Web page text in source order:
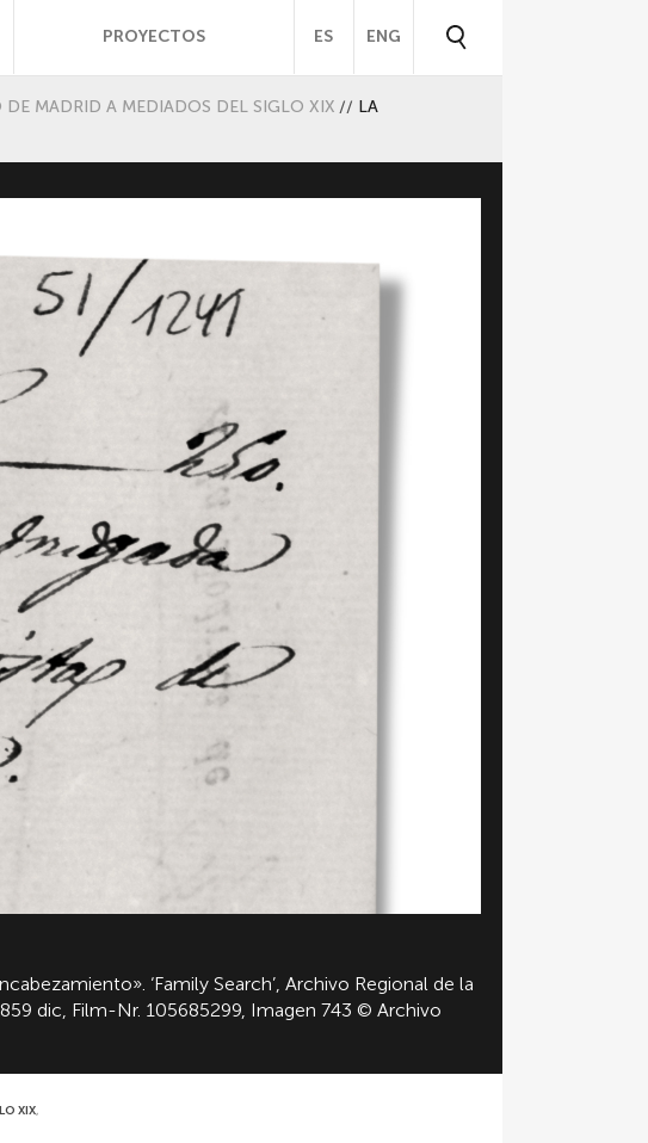
PROYECTOS ES ENG
MADRID A MEDIADOS DEL SIGLO XIX // LA
‘Family Search’, Archivo Regional de la
dic, Film-Nr. 105685299, Imagen 743 © Archivo
XIX,